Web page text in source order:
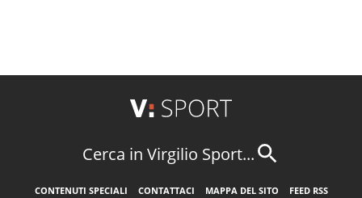
Cerca in Virgilio Sport...
CONTENUTI SPECIALI CONTATTACI MAPPA DEL SITO
FEED RSS